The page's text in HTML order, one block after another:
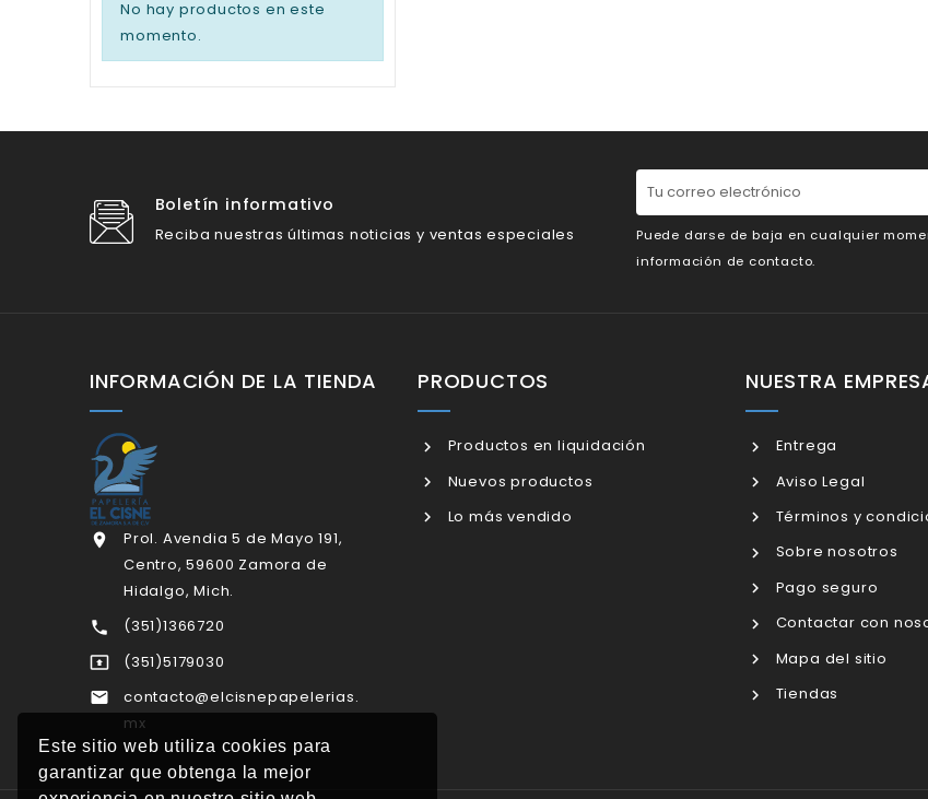
Este sitio web utiliza cookies para
garantizar que obtenga la mejor
No hay productos en este
momento.
Boletín informativo
Reciba nuestras últimas noticias y ventas especiales
Puede darse de baja en cualquier
información de contacto.
INFORMACIÓN DE LA TIENDA

Prol. Avendia 5 de Mayo 191,
Centro, 59600 Zamora de
Hidalgo, Mich.
 (351)1366720
 (351)5179030

contacto@elcisnepapelerias.
mx
PRODUCTOS
Productos en liquidación
Nuevos productos
Lo más vendido
NUESTRA
Entrega
Aviso Legal
Términos y
Sobre nosotros
Pago seguro
Contactar con
Mapa del sitio
Tiendas